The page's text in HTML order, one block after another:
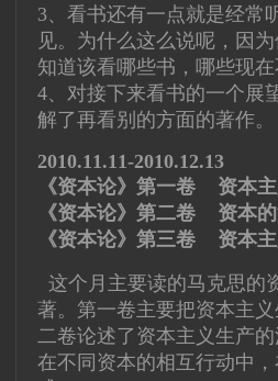
3、看书还有一点就是经常
见。为什么这么说呢，因
知道该看哪些书，哪些现
4、对接下来看书的一个展
解了再看别的方面的著作。
2010.11.11-2010.12.13
《资本论》第一卷 资
《资本论》第二卷
《资本论》第三卷 资
这个月主要读的马克思的
著。第一卷主要把资本主
二卷论述了资本主义生产
在不同资本的相互行动中